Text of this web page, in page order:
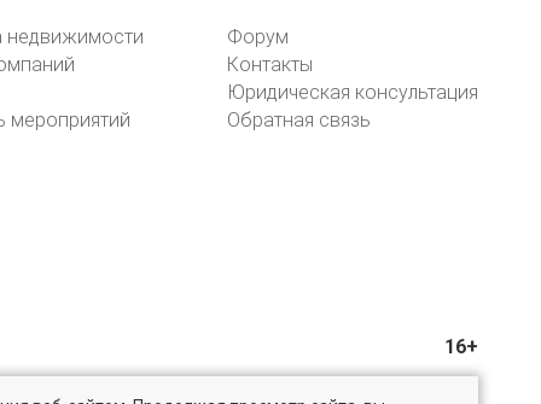
недвижимости
мероприятий
Форум
Контакты
Юридическая консультация
Обратная связь
16+